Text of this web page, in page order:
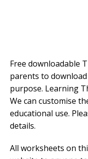
Free downloadable
parents to
purpose. Learning
We can customise
educational use.
details.
All worksheets on